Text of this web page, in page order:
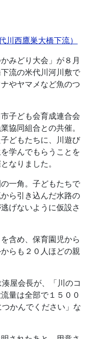
川西鷹巣大橋下流）
みどり大会」が８月
流の米代川河川敷で
やヤマメなど魚のつ
子ども会育成連合会
協同組合との共催。
どもたちに、川遊び
学んでもらうことを
なりました。
一角。子どもたちで
ら引き込んだ水路の
げないように仮設さ
含め、保育園児から
らも２０人ほどの親
屋会長が、「川のコ
量は全部で１５００
かんでください」な